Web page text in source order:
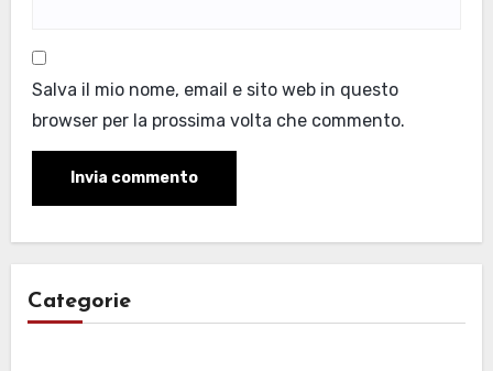
Salva il mio nome, email e sito web in questo
browser per la prossima volta che commento.
Categorie